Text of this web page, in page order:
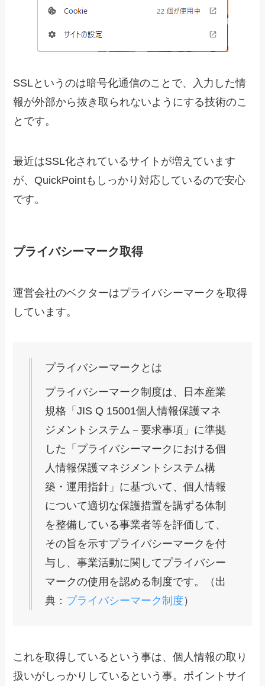
SSLというのは暗号化通信のことで、入力した情
報が外部から抜き取られないようにする技術のこ
とです。
最近はSSL化されているサイトが増えています
が、QuickPointもしっかり対応しているので安心
です。
プライバシーマーク取得
運営会社のベクターはプライバシーマークを取得
しています。
プライバシーマークとは
プライバシーマーク制度は、日本産業
規格「JIS Q 15001個人情報保護マネ
ジメントシステム－要求事項」に準拠
した「プライバシーマークにおける個
人情報保護マネジメントシステム構
築・運用指針」に基づいて、個人情報
について適切な保護措置を講ずる体制
を整備している事業者等を評価して、
その旨を示すプライバシーマークを付
与し、事業活動に関してプライバシー
マークの使用を認める制度です。（出
典： プライバシーマーク制度 ）
これを取得しているという事は、個人情報の取り
扱いがしっかりしているという事。ポイントサイ